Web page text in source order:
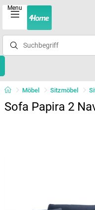
Menu
Möbel Sitzmöbel
Sofa Papira 2